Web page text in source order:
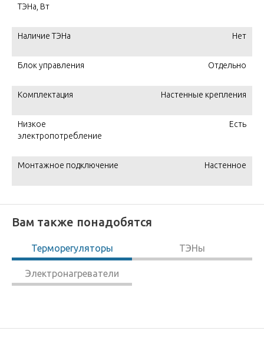
ТЭНа, Вт
Наличие ТЭНа Нет
Блок управления Отдельно
Комплектация Настенные крепления
Низкое
электропотребление
Есть
Монтажное подключение Настенное
Вам также понадобятся
Терморегуляторы ТЭНы
Электронагреватели